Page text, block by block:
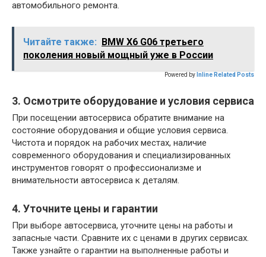
автомобильного ремонта.
Читайте также:
BMW X6 G06 третьего
поколения новый мощный уже в России
Powered by Inline Related Posts
3. Осмотрите оборудование и условия сервиса
При посещении автосервиса обратите внимание на
состояние оборудования и общие условия сервиса.
Чистота и порядок на рабочих местах, наличие
современного оборудования и специализированных
инструментов говорят о профессионализме и
внимательности автосервиса к деталям.
4. Уточните цены и гарантии
При выборе автосервиса, уточните цены на работы и
запасные части. Сравните их с ценами в других сервисах.
Также узнайте о гарантии на выполненные работы и